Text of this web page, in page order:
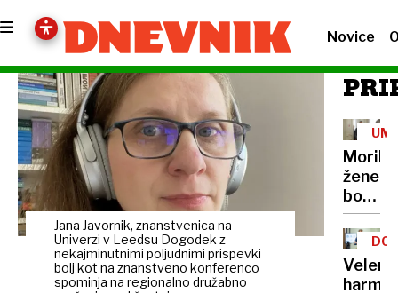
Novice
Jana Javornik, znanstvenica na
Univerzi v Leedsu Dogodek z
nekajminutnimi poljudnimi prispevki
bolj kot na znanstveno konferenco
spominja na regionalno družabno
žene
bo
sedel
21
let